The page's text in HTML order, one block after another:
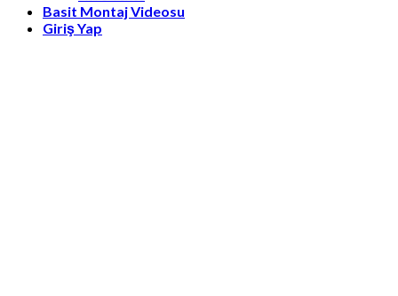
Basit Montaj Videosu
Giriş Yap